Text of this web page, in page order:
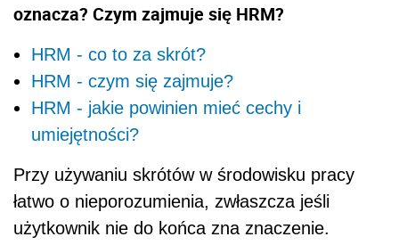
oznacza? Czym zajmuje się HRM?
HRM - co to za skrót?
HRM - czym się zajmuje?
HRM - jakie powinien mieć cechy i
umiejętności?
Przy używaniu skrótów w środowisku pracy
łatwo o nieporozumienia, zwłaszcza jeśli
użytkownik nie do końca zna znaczenie.